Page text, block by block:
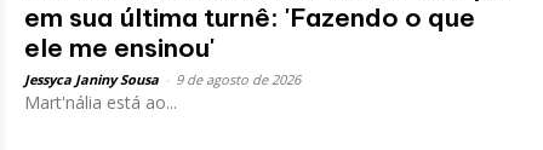
em sua última turnê: 'Fazendo o que
ele me ensinou'
Jessyca Janiny Sousa 9 de agosto de 2026
Mart'nália está ao...